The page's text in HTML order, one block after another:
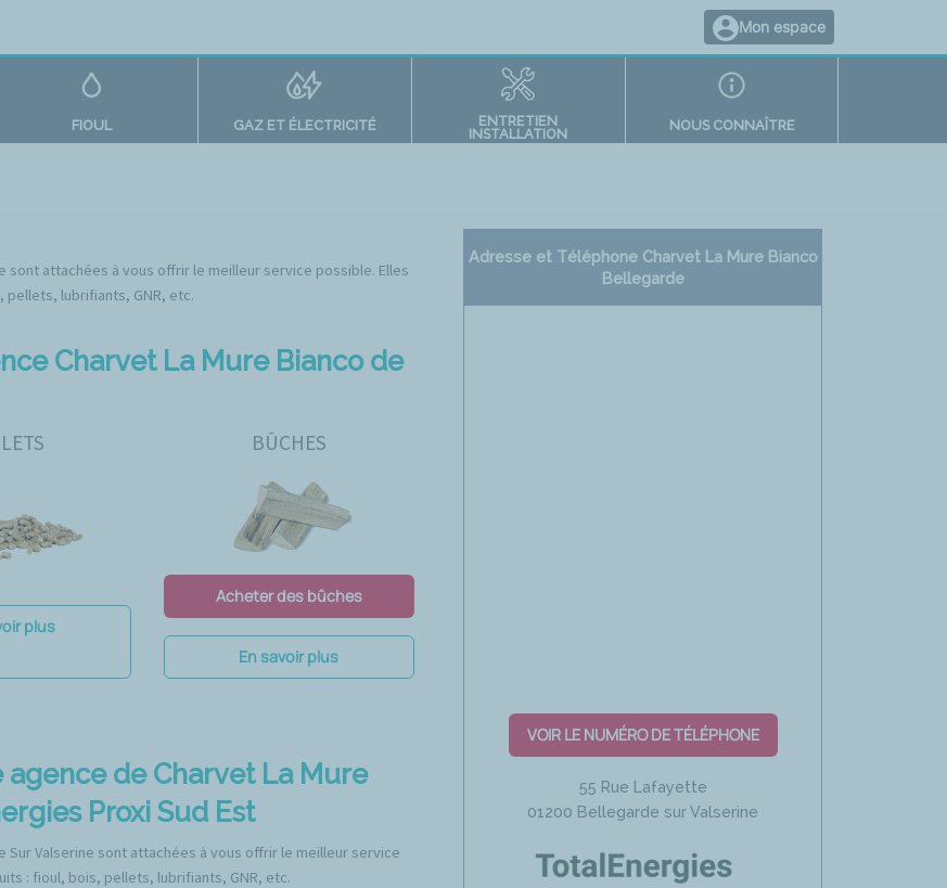
Mon espace
FIOUL GAZ ET ÉLECTRICITÉ
ENTRETIEN
INSTALLATION
NOUS CONNAÎTRE
sont attachées à vous offrir le meilleur service possible. Elles
lubrifiants, GNR, etc.
Charvet La Mure Bianco de
plus
BÛCHES
Acheter des bûches
En savoir plus
de Charvet La Mure
Proxi Sud Est
Sur Valserine sont attachées à vous offrir le meilleur service
: fioul, bois, pellets, lubrifiants, GNR, etc.
Adresse et Téléphone Charvet La Mure Bianco
Bellegarde
VOIR LE NUMÉRO DE TÉLÉPHONE
55 Rue Lafayette
01200 Bellegarde sur Valserine